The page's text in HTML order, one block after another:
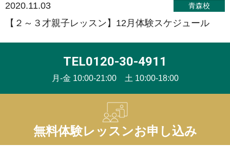
2020.11.03 青森校
【２～３才親子レッスン】12月体験スケジュール
TEL0120-30-4911
月-金 10:00-21:00 土 10:00-18:00
無料体験レッスンお申し込み